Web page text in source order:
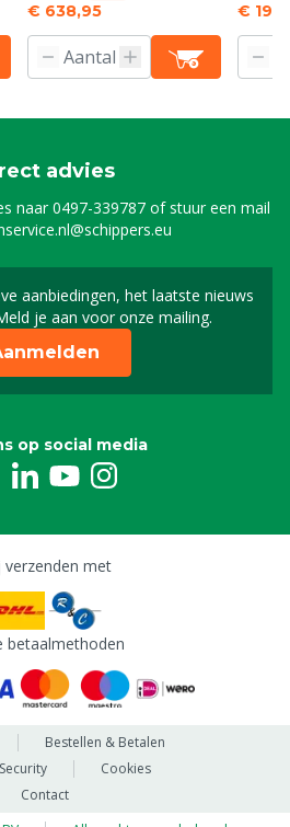
€ 638,95 €
advies
naar0497-339787of stuur een mail
aanbiedingen, het laatste nieuws
je aan voor onze mailing.
Schrijf je in voor onze
op social media
verzenden met
betaalmethoden
Bestellen & Betalen
Cookies
Contact